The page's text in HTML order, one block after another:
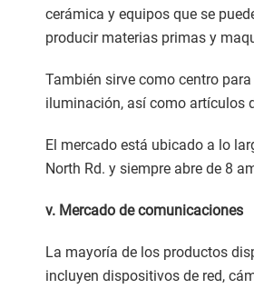
cerámica y equipos que se
producir materias primas y
También sirve como centro
iluminación, así como artículos
El mercado está ubicado a lo
North Rd. y siempre abre de 8
v. Mercado de comunicaciones
La mayoría de los productos
incluyen dispositivos de red,